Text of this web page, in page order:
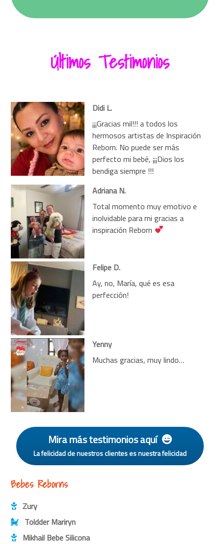
Últimos Testimonios
Didi L.
¡¡¡Gracias mil!!! a todos los
hermosos artistas de Inspiración
Reborn. No puede ser más
perfecto mi bebé, ¡¡¡Dios los
bendiga siempre !!!
Adriana N.
Total momento muy emotivo e
inolvidable para mi gracias a
inspiración Reborn
Felipe D.
Ay, no, María, qué es esa
perfección!
Yenny
Muchas gracias, muy lindo…
Mira más testimonios aquí
La felicidad de nuestros clientes es nuestra felicidad
Bebes Reborns
Zury
Toldder Mariryn
Mikhail Bebe Silicona